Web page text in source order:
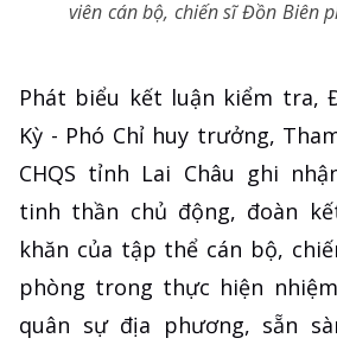
viên cán bộ, chiến sĩ Đồn Biên
Phát biểu kết luận kiểm tra,
Kỳ - Phó Chỉ huy trưởng,
CHQS tỉnh Lai Châu ghi
tinh thần chủ động, đoàn
khăn của tập thể cán bộ,
phòng trong thực hiện
quân sự địa phương, sẵn